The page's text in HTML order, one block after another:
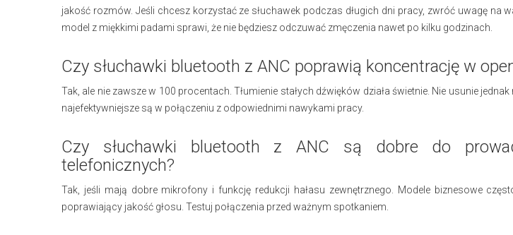
jakość rozmów. Jeśli chcesz korzystać ze słuchawek podczas długich dni pracy, zwróć uwagę na
model z miękkimi padami sprawi, że nie będziesz odczuwać zmęczenia nawet po kilku godzinach.
Czy słuchawki bluetooth z ANC poprawią koncentrację w
Tak, ale nie zawsze w 100 procentach. Tłumienie stałych dźwięków działa świetnie. Nie usunie
najefektywniejsze są w połączeniu z odpowiednimi nawykami pracy.
Czy słuchawki bluetooth z ANC są dobre do
telefonicznych?
Tak, jeśli mają dobre mikrofony i funkcję redukcji hałasu zewnętrznego. Modele biznesowe
poprawiający jakość głosu. Testuj połączenia przed ważnym spotkaniem.